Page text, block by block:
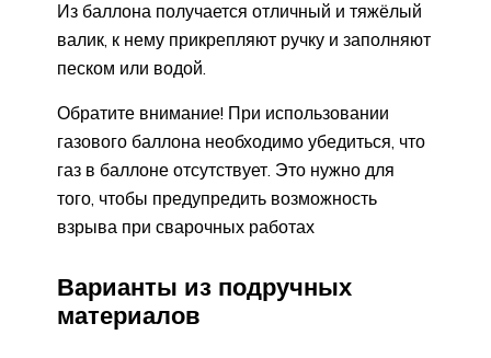
Из баллона получается отличный и тяжёлый
валик, к нему прикрепляют ручку и заполняют
песком или водой.
Обратите внимание! При использовании
газового баллона необходимо убедиться, что
газ в баллоне отсутствует. Это нужно для
того, чтобы предупредить возможность
взрыва при сварочных работах
Варианты из подручных
материалов